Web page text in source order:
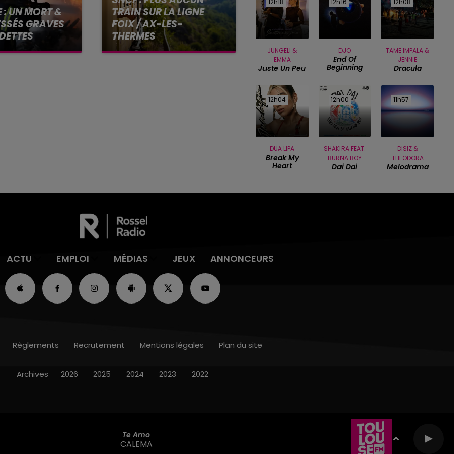
: UN MORT &
GRAVES
aux Pradettes,
TRAIN SUR LA LIGNE
FOIX / AX-LES-
THERMES
Fermé à la circulation
JUNGELI &
EMMA
Juste Un Peu
DJO
End Of
Beginning
TAME IMPALA &
JENNIE
Dracula
12h04
12h04
DUA LIPA
Break My
Heart
12h00
12h00
SHAKIRA FEAT.
BURNA BOY
Dai Dai
11h57
11h57
DISIZ &
THEODORA
Melodrama
ACTU EMPLOI MÉDIAS JEUX ANNONCEURS
Te Amo
CALEMA
Règlements Recrutement Mentions légales Plan du site
Archives 2026 2025 2024 2023 2022